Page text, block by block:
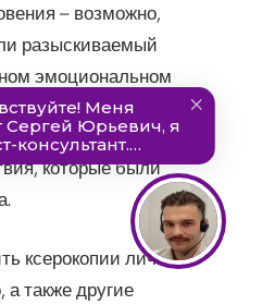
– возможно,
разыскиваемый
эмоциональном
которые были
ксерокопии личных
а также другие